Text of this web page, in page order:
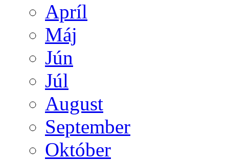
Apríl
Máj
Jún
Júl
August
September
Október